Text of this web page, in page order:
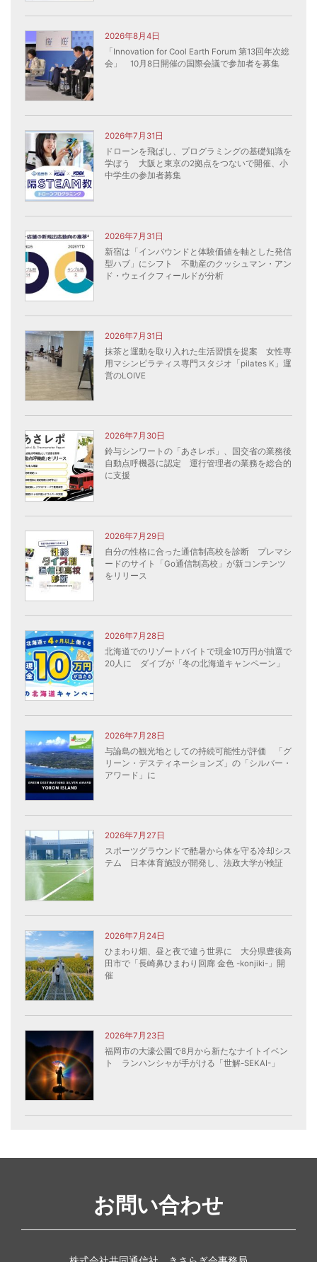
2026年8月4日
「Innovation for Cool Earth Forum 第13回年次総
会」 10月8日開催の国際会議で参加者を募集
2026年7月31日
ドローンを飛ばし、プログラミングの基礎知識を
学ぼう 大阪と東京の2拠点をつないで開催、小
中学生の参加者募集
2026年7月31日
新宿は「インバウンドと体験価値を軸とした発信
型ハブ」にシフト 不動産のクッシュマン・アン
ド・ウェイクフィールドが分析
2026年7月31日
抹茶と運動を取り入れた生活習慣を提案 女性専
用マシンピラティス専門スタジオ「pilates K」運
営のLOIVE
2026年7月30日
鈴与シンワートの「あさレポ」、国交省の業務後
自動点呼機器に認定 運行管理者の業務を総合的
に支援
2026年7月29日
自分の性格に合った通信制高校を診断 プレマシ
ードのサイト「Go通信制高校」が新コンテンツ
をリリース
2026年7月28日
北海道でのリゾートバイトで現金10万円が抽選で
20人に ダイブが「冬の北海道キャンペーン」
2026年7月28日
与論島の観光地としての持続可能性が評価 「グ
リーン・デスティネーションズ」の「シルバー・
アワード」に
2026年7月27日
スポーツグラウンドで酷暑から体を守る冷却シス
テム 日本体育施設が開発し、法政大学が検証
2026年7月24日
ひまわり畑、昼と夜で違う世界に 大分県豊後高
田市で「長崎鼻ひまわり回廊 金色 -konjiki-」開
催
2026年7月23日
福岡市の大濠公園で8月から新たなナイトイベン
ト ランハンシャが手がける「世解-SEKAI-」
お問い合わせ